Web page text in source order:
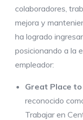
colaboradores,
mejora y
ha logrado
posicionando a la
empleador:
Great Place
reconocido
Trabajar en